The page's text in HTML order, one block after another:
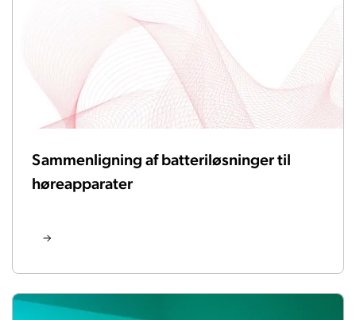
Sammenligning af batteriløsninger til
høreapparater